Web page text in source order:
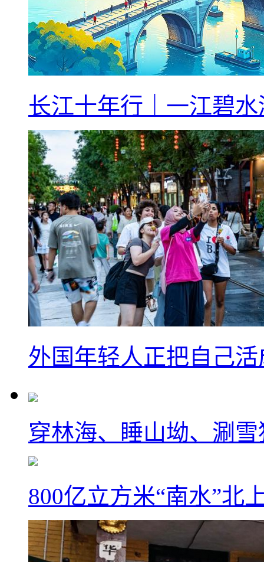
长江十年行｜一江碧
外国年轻人正把自己活
穿林海、睡山坳、涮
800亿立方米“南水”北